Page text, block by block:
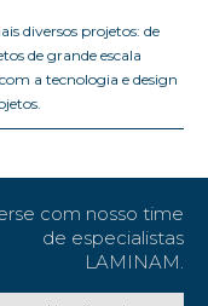
diversos projetos: de
de grande escala
a tecnologia e design
com nosso time
de especialistas
LAMINAM.